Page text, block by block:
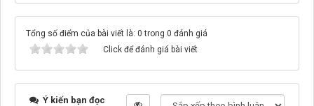
Tổng số điểm của bài viết là: 0 trong 0 đánh giá
Click để đánh giá bài viết
Ý kiến bạn đọc